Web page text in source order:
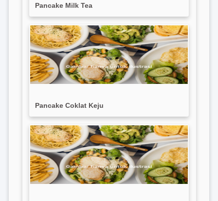
Pancake Milk Tea
Pancake Coklat Keju